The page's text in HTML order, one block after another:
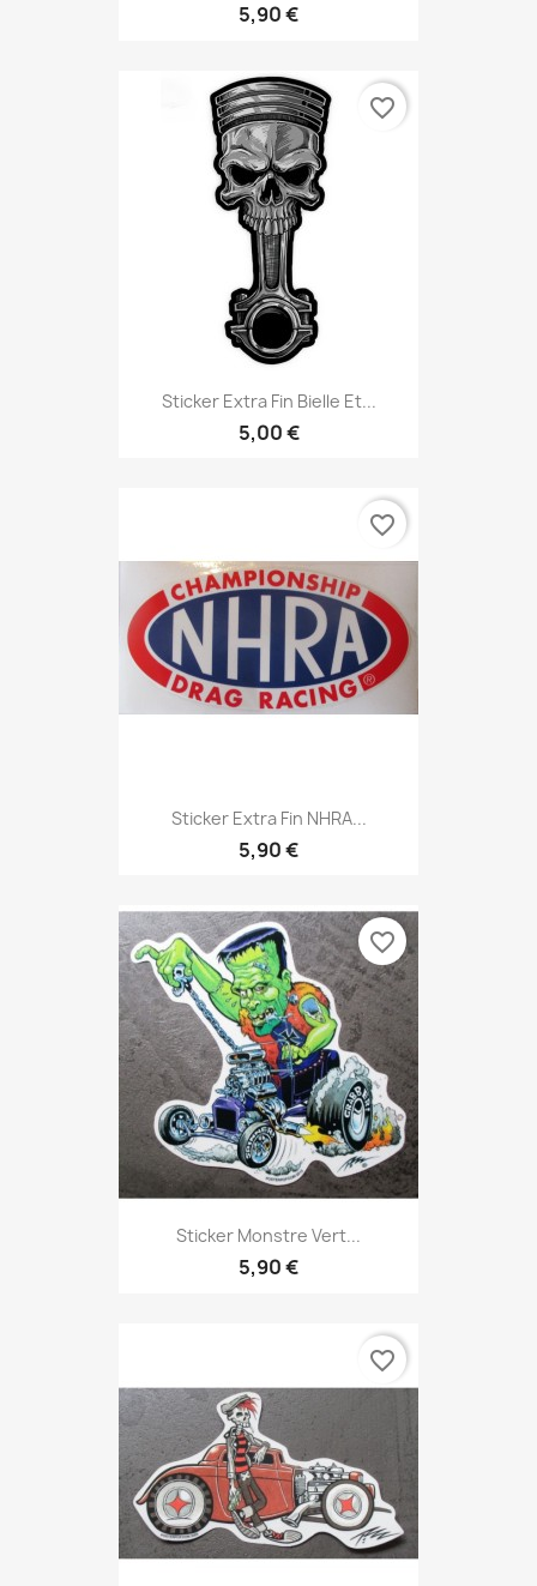
5,90 €
Sticker Extra Fin Bielle Et...
5,00 €
favorite_border
Sticker Extra Fin NHRA...
5,90 €
favorite_border
Sticker Monstre Vert...
5,90 €
favorite_border
favorite_border